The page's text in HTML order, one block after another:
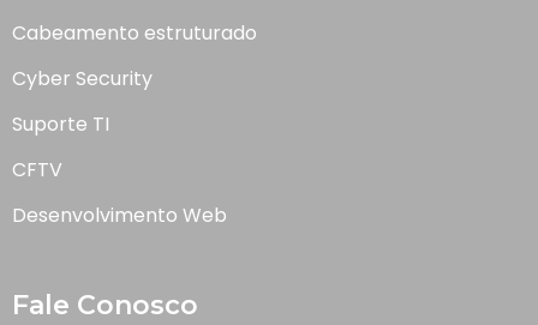
Cabeamento estruturado
Cyber Security
Suporte TI
CFTV
Desenvolvimento Web
Fale Conosco